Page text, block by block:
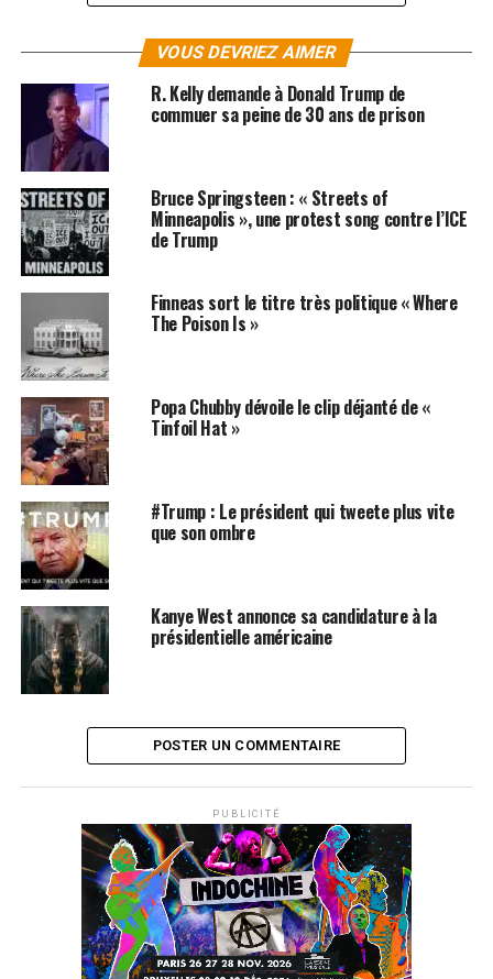
SUJETS ASSOCIÉS: DONALD TRUMP
TUPAC
VOUS DEVRIEZ AIMER
R. Kelly demande à Donald Trump de
commuer sa peine de 30 ans de prison
Bruce Springsteen : « Streets of
Minneapolis », une protest song contre l’ICE
de Trump
Finneas sort le titre très politique « Where
The Poison Is »
Popa Chubby dévoile le clip déjanté de «
Tinfoil Hat »
#Trump : Le président qui tweete plus vite
que son ombre
Kanye West annonce sa candidature à la
présidentielle américaine
POSTER UN COMMENTAIRE
PUBLICITÉ